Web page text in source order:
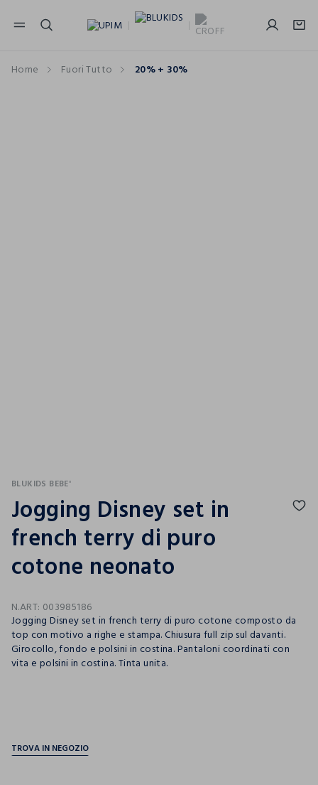
NAVIGATION.ARIA.GOTOMAINCONTENT
Home Fuori Tutto 20% + 30%
BLUKIDS BEBE'
Jogging Disney set in
french terry di puro
cotone neonato
N.ART: 003985186
Jogging Disney set in french terry di puro cotone composto da
top con motivo a righe e stampa. Chiusura full zip sul davanti.
Girocollo, fondo e polsini in costina. Pantaloni coordinati con
vita e polsini in costina. Tinta unita.